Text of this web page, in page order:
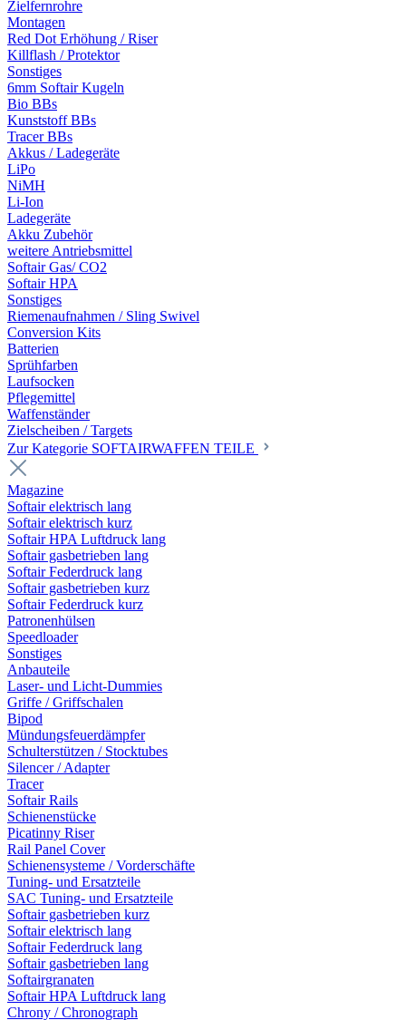
Zielfernrohre
Montagen
Red Dot Erhöhung / Riser
Killflash / Protektor
Sonstiges
6mm Softair Kugeln
Bio BBs
Kunststoff BBs
Tracer BBs
Akkus / Ladegeräte
LiPo
NiMH
Li-Ion
Ladegeräte
Akku Zubehör
weitere Antriebsmittel
Softair Gas/ CO2
Softair HPA
Sonstiges
Riemenaufnahmen / Sling Swivel
Conversion Kits
Batterien
Sprühfarben
Laufsocken
Pflegemittel
Waffenständer
Zielscheiben / Targets
Zur Kategorie SOFTAIRWAFFEN TEILE
Magazine
Softair elektrisch lang
Softair elektrisch kurz
Softair HPA Luftdruck lang
Softair gasbetrieben lang
Softair Federdruck lang
Softair gasbetrieben kurz
Softair Federdruck kurz
Patronenhülsen
Speedloader
Sonstiges
Anbauteile
Laser- und Licht-Dummies
Griffe / Griffschalen
Bipod
Mündungsfeuerdämpfer
Schulterstützen / Stocktubes
Silencer / Adapter
Tracer
Softair Rails
Schienenstücke
Picatinny Riser
Rail Panel Cover
Schienensysteme / Vorderschäfte
Tuning- und Ersatzteile
SAC Tuning- und Ersatzteile
Softair gasbetrieben kurz
Softair elektrisch lang
Softair Federdruck lang
Softair gasbetrieben lang
Softairgranaten
Softair HPA Luftdruck lang
Chrony / Chronograph